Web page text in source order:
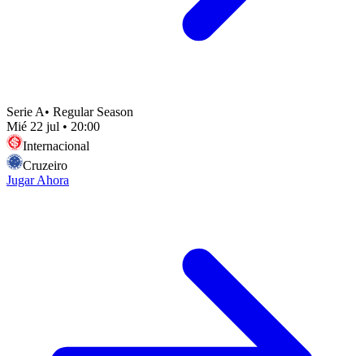
Serie A• Regular Season
Mié 22 jul • 20:00
Internacional
Cruzeiro
Jugar Ahora